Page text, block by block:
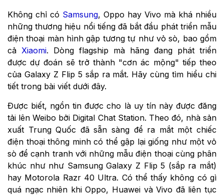
Không chỉ có Samsung, Oppo hay Vivo mà khá nhiều
những thương hiệu nổi tiếng đã bắt đầu phát triển mẫu
điện thoại màn hình gập tương tự như vỏ sò, bao gồm
cả Xiaomi. Dòng flagship mà hãng đang phát triển
được dự đoán sẽ trở thành "cơn ác mộng" tiếp theo
của Galaxy Z Flip 5 sắp ra mắt. Hãy cùng tìm hiểu chi
tiết trong bài viết dưới đây.
Được biết, ngồn tin được cho là uy tín này được đăng
tải lên Weibo bởi Digital Chat Station. Theo đó, nhà sản
xuất Trung Quốc đã sẵn sàng để ra mắt một chiếc
điện thoại thông minh có thể gập lại giống như một vỏ
sò để cạnh tranh với những mẫu điện thoại cùng phân
khúc như như Samsung Galaxy Z Flip 5 (sắp ra mắt)
hay Motorola Razr 40 Ultra. Có thể thấy không có gì
quá ngạc nhiên khi Oppo, Huawei và Vivo đã liên tục